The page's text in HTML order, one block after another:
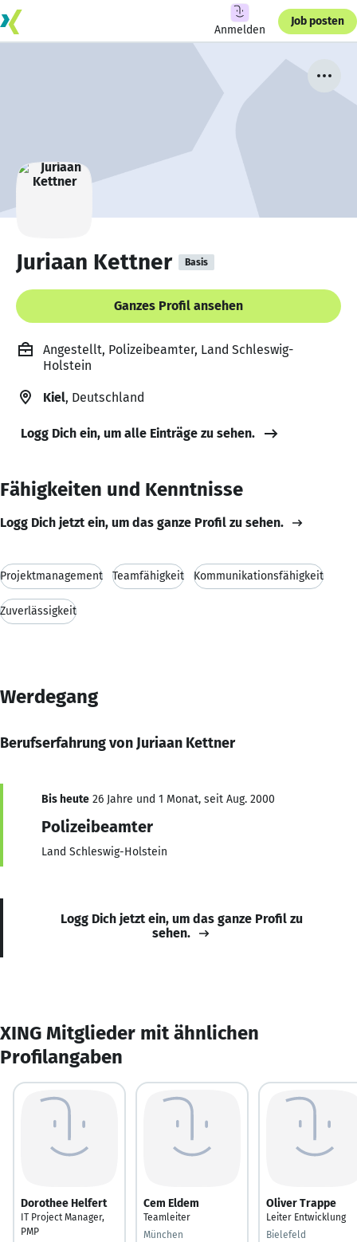
Anmelden
Job posten
Juriaan Kettner Basis
Ganzes Profil ansehen
Angestellt, Polizeibeamter, Land Schleswig-
Holstein
Kiel, Deutschland
Logg Dich ein, um alle Einträge zu sehen.
Fähigkeiten und Kenntnisse
Logg Dich jetzt ein, um das ganze Profil zu sehen.
Projektmanagement Teamfähigkeit Kommunikationsfähigkeit
Zuverlässigkeit
Werdegang
Berufserfahrung von Juriaan Kettner
Bis heute 26 Jahre und 1 Monat, seit Aug. 2000
Polizeibeamter
Land Schleswig-Holstein
Logg Dich jetzt ein, um das ganze Profil zu
sehen.
XING Mitglieder mit ähnlichen
Profilangaben
Dorothee Helfert
IT Project Manager,
PMP
Cem Eldem
Teamleiter
München
Oliver Trappe
Leiter Entwicklung
Bielefeld